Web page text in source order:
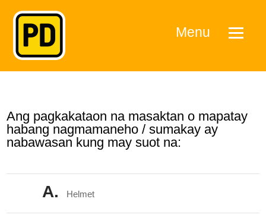
Menu
Ang pagkakataon na masaktan o mapatay
habang nagmamaneho / sumakay ay
nabawasan kung may suot na:
A. Helmet